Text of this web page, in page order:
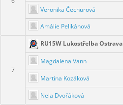
Veronika Čechurová
Amálie Pelikánová
7
RU15W Lukostřelba Ostrava
Magdalena Vann
Martina Kozáková
Nela Dvořáková